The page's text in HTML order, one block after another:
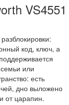
VS4551
код, ключ, а
или
есть
дно выложено
от царапин.